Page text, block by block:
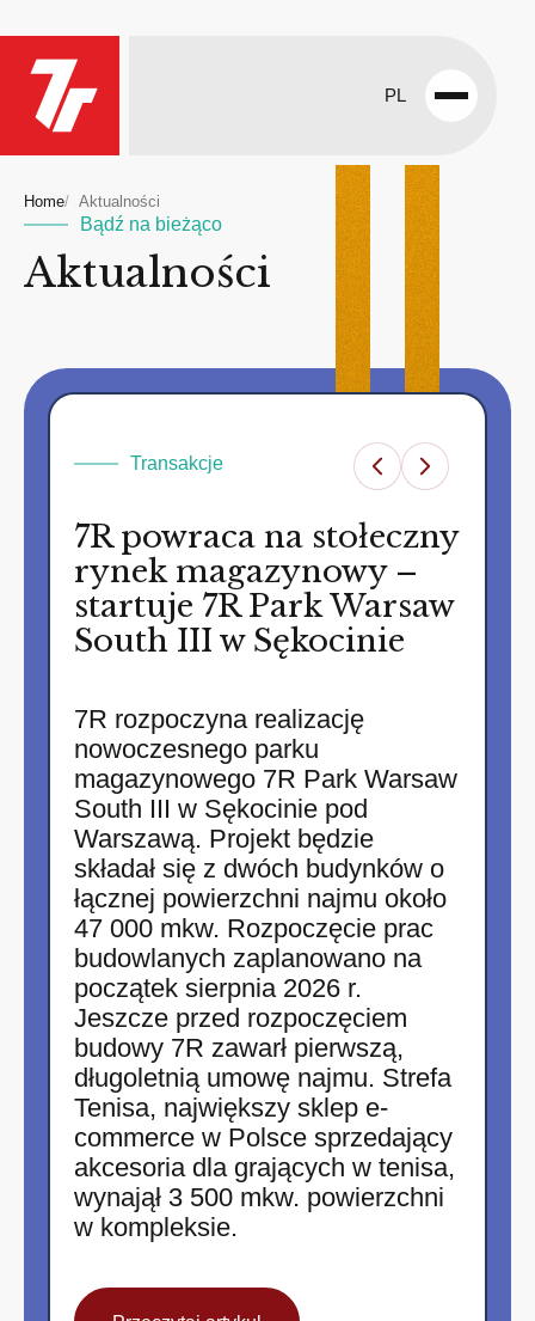
PL
Open
Home Aktualności
Bądź na bieżąco
Aktualności
Transakcje
7R powraca na stołeczny
rynek magazynowy –
startuje 7R Park Warsaw
South III w Sękocinie
7R rozpoczyna realizację
nowoczesnego parku
magazynowego 7R Park Warsaw
South III w Sękocinie pod
Warszawą. Projekt będzie
składał się z dwóch budynków o
łącznej powierzchni najmu około
47 000 mkw. Rozpoczęcie prac
budowlanych zaplanowano na
początek sierpnia 2026 r.
Jeszcze przed rozpoczęciem
budowy 7R zawarł pierwszą,
długoletnią umowę najmu. Strefa
Tenisa, największy sklep e-
commerce w Polsce sprzedający
akcesoria dla grających w tenisa,
wynajął 3 500 mkw. powierzchni
w kompleksie.